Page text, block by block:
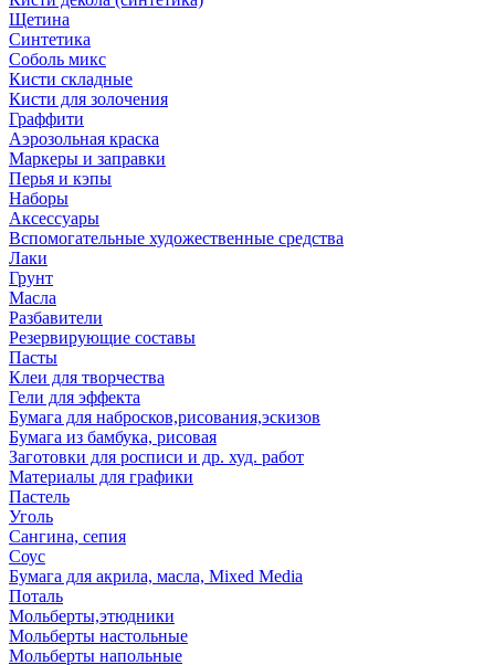
Щетина
Синтетика
Соболь микс
Кисти складные
Кисти для золочения
Граффити
Аэрозольная краска
Маркеры и заправки
Перья и кэпы
Наборы
Аксессуары
Вспомогательные художественные средства
Лаки
Грунт
Масла
Разбавители
Резервирующие составы
Пасты
Клеи для творчества
Гели для эффекта
Бумага для набросков,рисования,эскизов
Бумага из бамбука, рисовая
Заготовки для росписи и др. худ. работ
Материалы для графики
Пастель
Уголь
Сангина, сепия
Соус
Бумага для акрила, масла, Mixed Media
Поталь
Мольберты,этюдники
Мольберты настольные
Мольберты напольные